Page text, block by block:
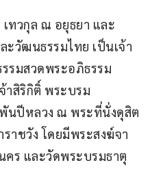
เทวกุล ณ อยุธยา และ
วัฒนธรรมไทย เป็นเจ้า
รมสวดพระอภิธรรม
าสิริกิติ์ พระบรม
นปีหลวง ณ พระที่นั่งดุสิต
าชวัง โดยมีพระสงฆ์จา
คร และวัดพระบรมธาตุ